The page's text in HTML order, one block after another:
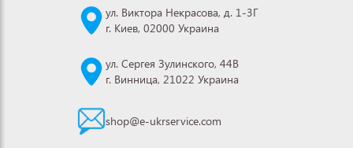
ул. Виктора Некрасова, д. 1-3Г
г. Киев, 02000 Украина
ул. Сергея Зулинского, 44В
г. Винница, 21022 Украина
shop@e-ukrservice.com